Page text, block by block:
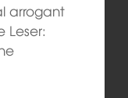
arrogant
Leser: